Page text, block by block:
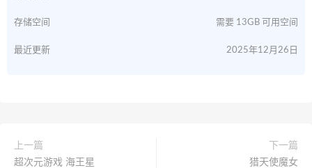
存储空间 需要 13GB 可用空间
最近更新 2025年12月26日
上一篇
超次元游戏 海王星
下一篇
猎天使魔女